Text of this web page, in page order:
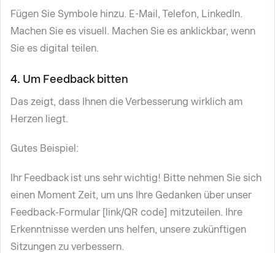
Fügen Sie Symbole hinzu. E-Mail, Telefon, LinkedIn.
Machen Sie es visuell. Machen Sie es anklickbar, wenn
Sie es digital teilen.
4. Um Feedback bitten
Das zeigt, dass Ihnen die Verbesserung wirklich am
Herzen liegt.
Gutes Beispiel:
Ihr Feedback ist uns sehr wichtig! Bitte nehmen Sie sich
einen Moment Zeit, um uns Ihre Gedanken über unser
Feedback-Formular [link/QR code] mitzuteilen. Ihre
Erkenntnisse werden uns helfen, unsere zukünftigen
Sitzungen zu verbessern.